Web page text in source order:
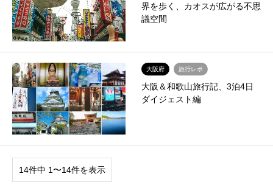
界を歩く、カオスが広がる不思
議空間
大阪府 旅行レポ
大阪＆和歌山旅行記、3泊4日
ダイジェスト編
14件中 1〜14件を表示